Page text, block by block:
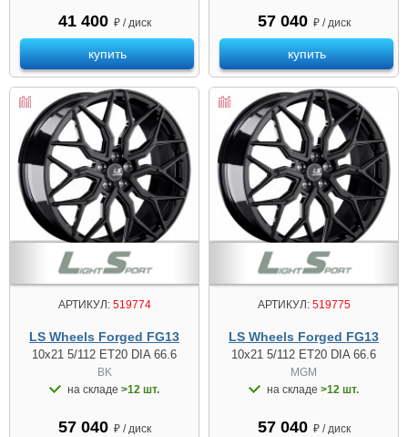
41 400 ₽ / диск
купить
57 040 ₽ / диск
купить
АРТИКУЛ:519774
LS Wheels Forged FG13
10x21 5/112 ET20 DIA 66.6
BK
на складе >12 шт.
57 040 ₽ / диск
АРТИКУЛ:519775
LS Wheels Forged FG13
10x21 5/112 ET20 DIA 66.6
MGM
на складе >12 шт.
57 040 ₽ / диск